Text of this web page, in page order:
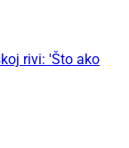
rivi: 'Što ako